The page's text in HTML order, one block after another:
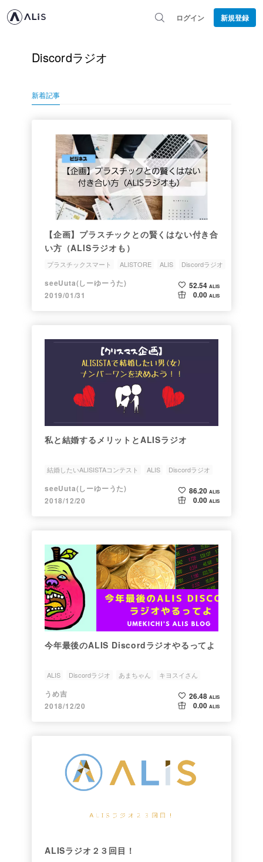
ログイン 新規登録
Discordラジオ
新着記事
【企画】プラスチックとの賢くはない付き合
い方（ALISラジオも）
プラスチックスマート ALISTORE ALIS
Discordラジオ
シャッシャッ
seeUuta(しーゆーうた)
2019/01/31
52.54 ALIS
0.00 ALIS
私と結婚するメリットとALISラジオ
結婚したいALISISTAコンテスト ALIS
Discordラジオ
イベント
やれやれ
seeUuta(しーゆーうた)
2018/12/20
86.20 ALIS
0.00 ALIS
今年最後のALIS Discordラジオやるってよ
ALIS Discordラジオ あまちゃん
キヨスイさん
謎の面白さ
うめ吉
2018/12/20
26.48 ALIS
0.00 ALIS
ALISラジオ２３回目！